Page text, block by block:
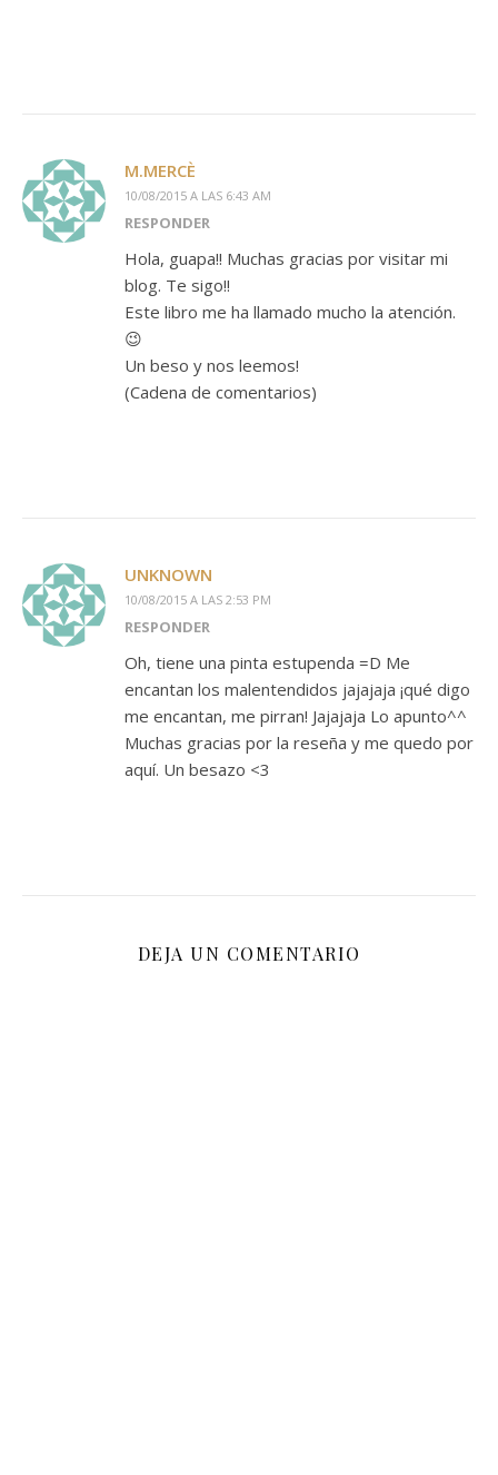
M.MERCÈ
10/08/2015 A LAS 6:43 AM
RESPONDER
Hola, guapa!! Muchas gracias por visitar mi
blog. Te sigo!!
Este libro me ha llamado mucho la atención.
😉
Un beso y nos leemos!
(Cadena de comentarios)
UNKNOWN
10/08/2015 A LAS 2:53 PM
RESPONDER
Oh, tiene una pinta estupenda =D Me
encantan los malentendidos jajajaja ¡qué digo
me encantan, me pirran! Jajajaja Lo apunto^^
Muchas gracias por la reseña y me quedo por
aquí. Un besazo <3
DEJA UN COMENTARIO